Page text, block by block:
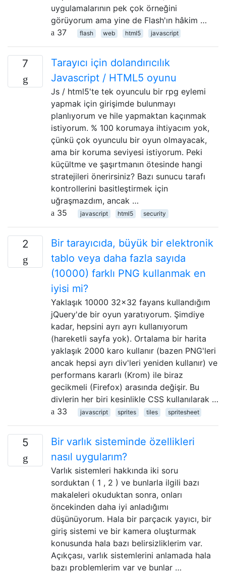
uygulamalarının pek çok örneğini
görüyorum ama yine de Flash'ın hâkim …
37
flash web html5 javascript
7
Tarayıcı için dolandırıcılık
Javascript / HTML5 oyunu
Js / html5'te tek oyunculu bir rpg eylemi
yapmak için girişimde bulunmayı
planlıyorum ve hile yapmaktan kaçınmak
istiyorum. % 100 korumaya ihtiyacım yok,
çünkü çok oyunculu bir oyun olmayacak,
ama bir koruma seviyesi istiyorum. Peki
küçültme ve şaşırtmanın ötesinde hangi
stratejileri önerirsiniz? Bazı sunucu tarafı
kontrollerini basitleştirmek için
uğraşmazdım, ancak …
35
javascript html5 security
2
Bir tarayıcıda, büyük bir elektronik
tablo veya daha fazla sayıda
(10000) farklı PNG kullanmak en
iyisi mi?
Yaklaşık 10000 32x32 fayans kullandığım
jQuery'de bir oyun yaratıyorum. Şimdiye
kadar, hepsini ayrı ayrı kullanıyorum
(hareketli sayfa yok). Ortalama bir harita
yaklaşık 2000 karo kullanır (bazen PNG'leri
ancak hepsi ayrı div'leri yeniden kullanır) ve
performans kararlı (Krom) ile biraz
gecikmeli (Firefox) arasında değişir. Bu
divlerin her biri kesinlikle CSS kullanılarak …
33
javascript sprites tiles spritesheet
5
Bir varlık sisteminde özellikleri
nasıl uygularım?
Varlık sistemleri hakkında iki soru
sorduktan ( 1 , 2 ) ve bunlarla ilgili bazı
makaleleri okuduktan sonra, onları
öncekinden daha iyi anladığımı
düşünüyorum. Hala bir parçacık yayıcı, bir
giriş sistemi ve bir kamera oluşturmak
konusunda hala bazı belirsizliklerim var.
Açıkçası, varlık sistemlerini anlamada hala
bazı problemlerim var ve bunlar …